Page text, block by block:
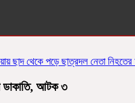
থেকে পড়ে ছাত্রদল নেতা নিহতের
ডাকাতি, আটক ৩